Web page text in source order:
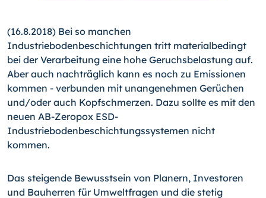
(16.8.2018) Bei so manchen
Industriebodenbeschichtungen tritt materialbedingt
bei der Verarbeitung eine hohe Geruchsbelastung auf.
Aber auch nachträglich kann es noch zu Emissionen
kommen - verbunden mit unangenehmen Gerüchen
und/oder auch Kopfschmerzen. Dazu sollte es mit den
neuen AB-Zero­pox ESD-
Industriebodenbeschichtungssystemen nicht
kommen.
Das steigende Bewusstsein von Planern, Investoren
und Bauherren für Umweltfragen und die stetig